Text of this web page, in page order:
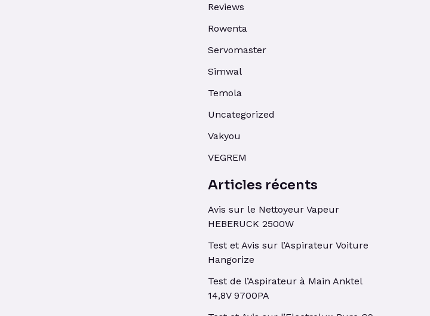
Reviews
Rowenta
Servomaster
Simwal
Temola
Uncategorized
Vakyou
VEGREM
Articles récents
Avis sur le Nettoyeur Vapeur
HEBERUCK 2500W
Test et Avis sur l’Aspirateur Voiture
Hangorize
Test de l’Aspirateur à Main Anktel
14,8V 9700PA